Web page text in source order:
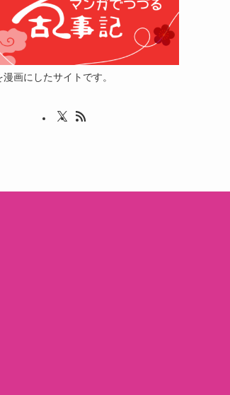
画にしたサイトです。